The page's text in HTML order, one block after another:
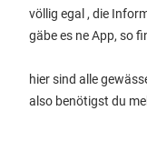
völlig egal , die
gäbe es ne App, so
hier sind alle
also benötigst du